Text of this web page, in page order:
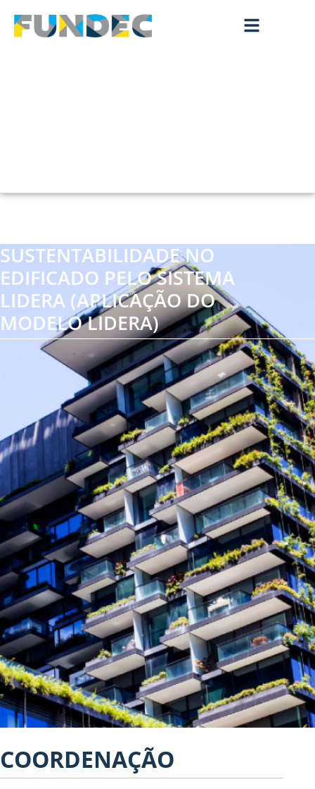
SUSTENTABILIDADE NO
EDIFICADO PELO SISTEMA
LIDERA (APLICAÇÃO DO
MODELO LIDERA)
COORDENAÇÃO